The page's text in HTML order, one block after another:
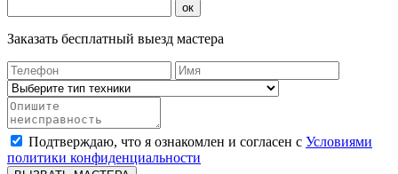
ок
Заказать бесплатный выезд мастера
Подтверждаю, что я ознакомлен и согласен с Условиями
политики конфиденциальности